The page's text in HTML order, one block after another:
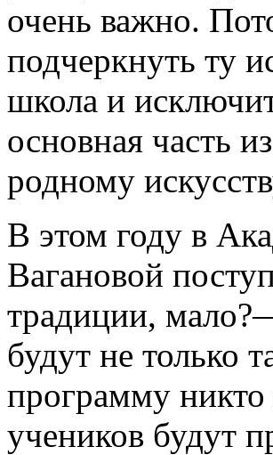
очень важно.
подчеркнуть ту
школа и
основная часть
родному
В этом году в
Вагановой
традиции,
будут не только
программу
учеников будут